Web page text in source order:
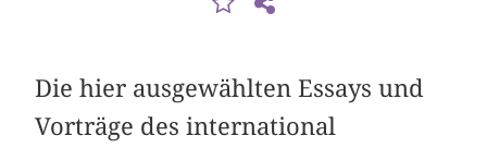
Die hier ausgewählten Essays und
Vorträge des international